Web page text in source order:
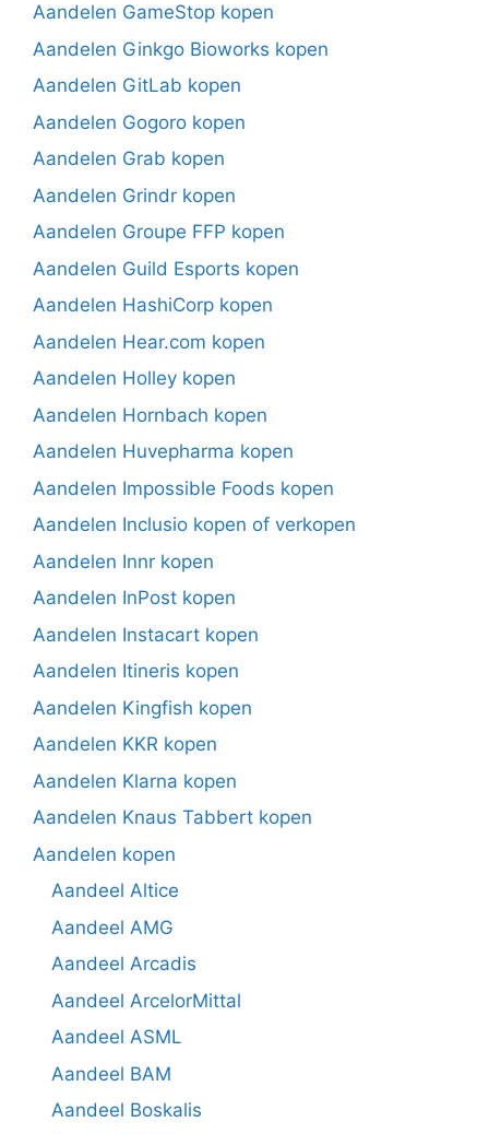
Aandelen GameStop kopen
Aandelen Ginkgo Bioworks kopen
Aandelen GitLab kopen
Aandelen Gogoro kopen
Aandelen Grab kopen
Aandelen Grindr kopen
Aandelen Groupe FFP kopen
Aandelen Guild Esports kopen
Aandelen HashiCorp kopen
Aandelen Hear.com kopen
Aandelen Holley kopen
Aandelen Hornbach kopen
Aandelen Huvepharma kopen
Aandelen Impossible Foods kopen
Aandelen Inclusio kopen of verkopen
Aandelen Innr kopen
Aandelen InPost kopen
Aandelen Instacart kopen
Aandelen Itineris kopen
Aandelen Kingfish kopen
Aandelen KKR kopen
Aandelen Klarna kopen
Aandelen Knaus Tabbert kopen
Aandelen kopen
Aandeel Altice
Aandeel AMG
Aandeel Arcadis
Aandeel ArcelorMittal
Aandeel ASML
Aandeel BAM
Aandeel Boskalis